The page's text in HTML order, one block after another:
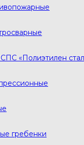
«Полиэтилен
гребенки
GIDRUSS
опции
напорные